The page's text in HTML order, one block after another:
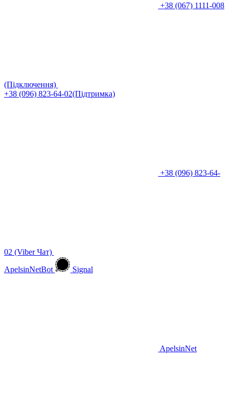
+38 (067) 1111-008
(Підключення)
+38 (096) 823-64-02(Підтримка)
+38 (096) 823-64-
02 (Viber Чат)
ApelsinNetBot
Signal
ApelsinNet